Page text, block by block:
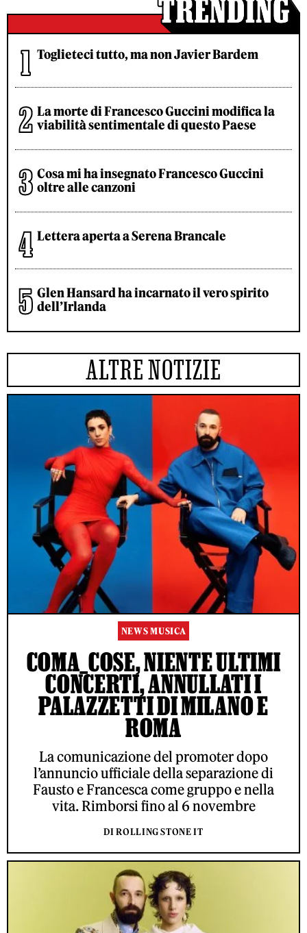
Toglieteci tutto, ma non Javier Bardem
La morte di Francesco Guccini modifica la
viabilità sentimentale di questo Paese
Cosa mi ha insegnato Francesco Guccini
oltre alle canzoni
Lettera aperta a Serena Brancale
Glen Hansard ha incarnato il vero spirito
dell’Irlanda
ALTRE NOTIZIE
NEWS MUSICA
COMA_COSE, NIENTE ULTIMI
CONCERTI, ANNULLATI I
PALAZZETTI DI MILANO E
ROMA
La comunicazione del promoter dopo
l’annuncio ufficiale della separazione di
Fausto e Francesca come gruppo e nella
vita. Rimborsi fino al 6 novembre
DI ROLLING STONE IT